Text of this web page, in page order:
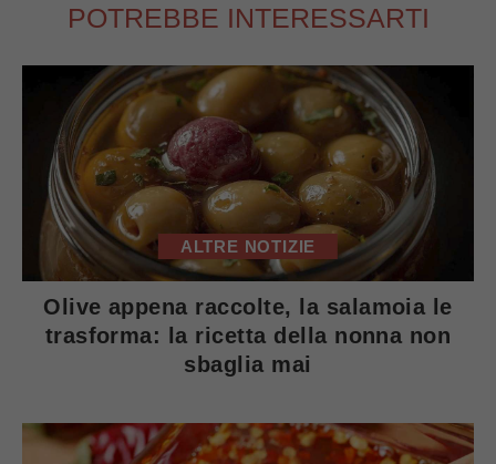
POTREBBE INTERESSARTI
ALTRE NOTIZIE
Olive appena raccolte, la salamoia le
trasforma: la ricetta della nonna non
sbaglia mai